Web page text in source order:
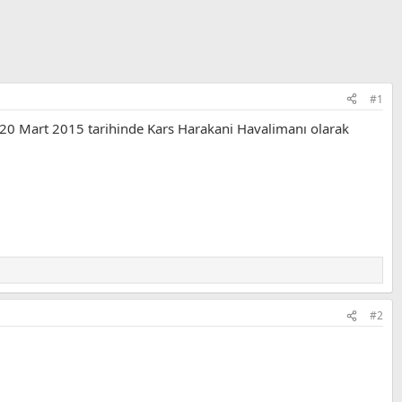
#1
Mart 2015 tarihinde Kars Harakani Havalimanı olarak
#2